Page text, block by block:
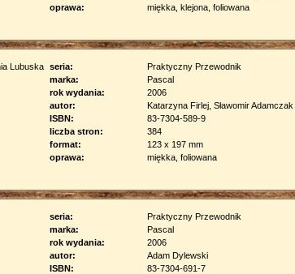
oprawa:
miękka, klejona, foliowana
seria:
Praktyczny Przewodnik
marka:
Pascal
rok wydania:
2006
autor:
Katarzyna Firlej, Sławomir Adamczak
ISBN:
83-7304-589-9
liczba stron:
384
format:
123 x 197 mm
oprawa:
miękka, foliowana
seria:
Praktyczny Przewodnik
marka:
Pascal
rok wydania:
2006
autor:
Adam Dylewski
ISBN:
83-7304-691-7